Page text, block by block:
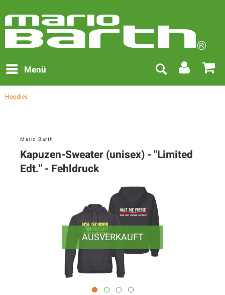
Menü
Hoodies
Mario Barth
Kapuzen-Sweater (unisex) - "Limited
Edt." - Fehldruck
AUSVERKAUFT